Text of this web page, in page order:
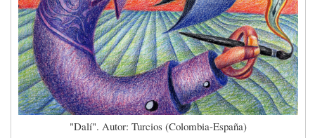
"Dalí". Autor: Turcios (Colombia-España)